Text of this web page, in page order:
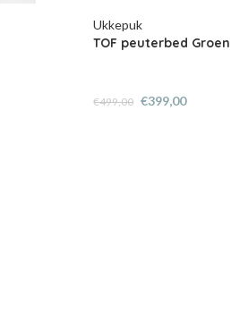
Ukkepuk
TOF peuterbed Groen
€499,00 €399,00